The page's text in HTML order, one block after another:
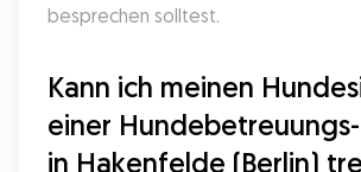
besprechen solltest.
Kann ich meinen
einer
in Hakenfelde (Berlin)